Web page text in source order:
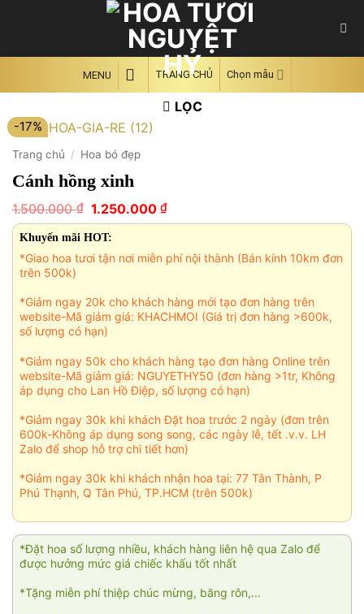
MENU TRANG CHỦ Chọn mẫu
LỌC
-17%
Trang chủ / Hoa bó đẹp
Cánh hồng xinh
1.500.000₫ Giá
gốc
là:
1.500.000 ₫.
1.250.000 ₫Giá
hiện
1.250.000 ₫.
Khuyến mãi HOT:
*Giao hoa tươi tận nơi miễn phí nội thành (Bán kính 10km đơn
trên 500k)
*Giảm ngay 20k cho khách hàng mới tạo đơn hàng trên
website-Mã giảm giá: KHACHMOI (Giá trị đơn hàng >600k,
số lượng có hạn)
*Giảm ngay 50k cho khách hàng tạo đơn hàng Online trên
website-Mã giảm giá: NGUYETHY50 (đơn hàng >1tr, Không
áp dụng cho Lan Hồ Điệp, số lượng có hạn)
*Giảm ngay 30k khi khách Đặt hoa trước 2 ngày (đơn trên
600k-Không áp dụng song song, các ngày lễ, tết .v.v. LH
Zalo để shop hỗ trợ chi tiết hơn)
*Giảm ngay 30k khi khách nhận hoa tại: 77 Tân Thành, P
Phú Thạnh, Q Tân Phú, TP.HCM (trên 500k)
*Đặt hoa số lượng nhiều, khách hàng liên hệ qua Zalo để
được hưởng mức giá chiếc khấu tốt nhất
*Tặng miễn phí thiệp chúc mừng, băng rôn,...